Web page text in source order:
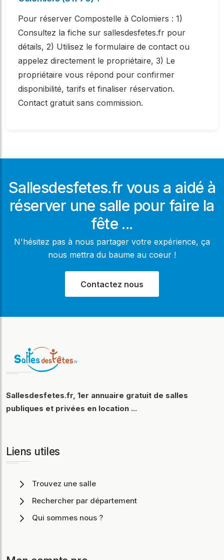
Pour réserver Compostelle à Colomiers : 1)
Consultez la fiche sur sallesdesfetes.fr pour
détails, 2) Utilisez le formulaire de contact ou
appelez directement le propriétaire, 3) Le
propriétaire vous répond pour confirmer
disponibilité, tarifs et finaliser réservation.
Contact gratuit sans commission.
Sallesdesfetes.fr vous a aidé à
réserver une salle pour faire la
fête ...
N'hésitez pas à nous partager votre expérience, ça
nous mettra du baume au coeur !
Contactez nous
Sallesdesfetes.fr, 1er annuaire gratuit de salles
publiques et privées en location ...
Liens utiles
Trouvez une salle
Rechercher par département
Qui sommes nous ?